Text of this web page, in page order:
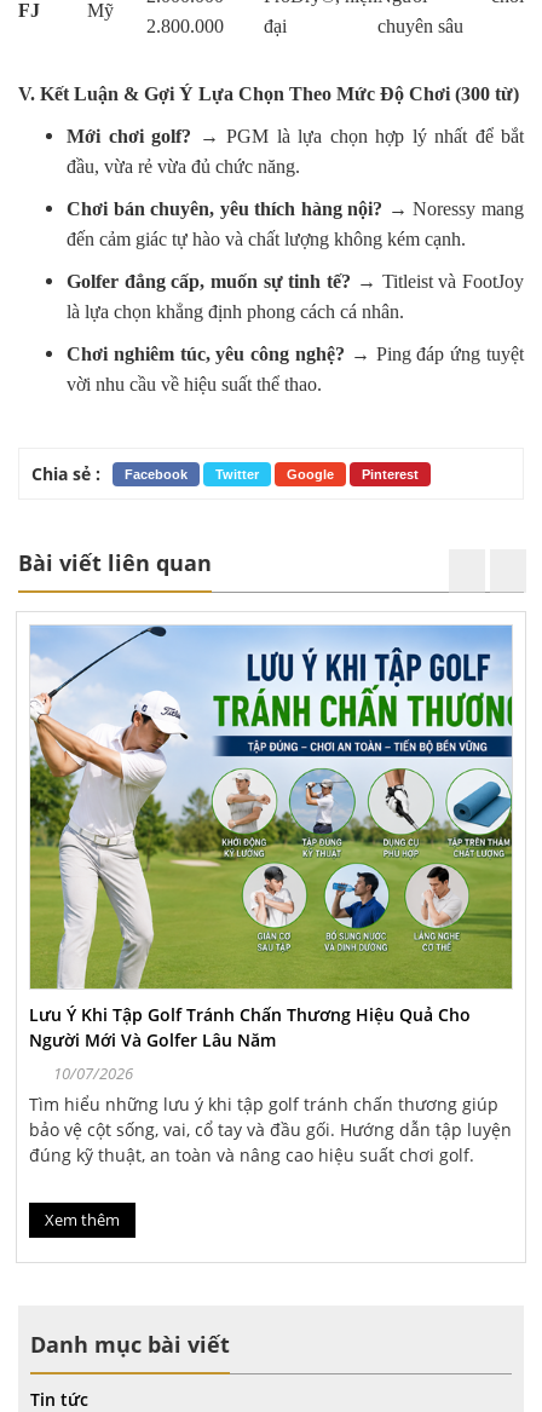
FJ Mỹ
2.800.000
đại
chuyên sâu
V. Kết Luận & Gợi Ý Lựa Chọn Theo Mức Độ Chơi (300 từ)
Mới chơi golf? → PGM là lựa chọn hợp lý nhất để bắt
đầu, vừa rẻ vừa đủ chức năng.
Chơi bán chuyên, yêu thích hàng nội? → Noressy mang
đến cảm giác tự hào và chất lượng không kém cạnh.
Golfer đẳng cấp, muốn sự tinh tế? → Titleist và FootJoy
là lựa chọn khẳng định phong cách cá nhân.
Chơi nghiêm túc, yêu công nghệ? → Ping đáp ứng tuyệt
vời nhu cầu về hiệu suất thể thao.
Chia sẻ : Facebook Twitter Google Pinterest
Bài viết liên quan
Thương Hiệu Quả Cho
golf tránh chấn thương giúp
và đầu gối. Hướng dẫn tập luyện
cao hiệu suất chơi golf.
Cách Lựa Chọn Khung
Lựa chọn khung golf tại
bạn tham khảo qua bài
Danh mục bài viết
Tin tức